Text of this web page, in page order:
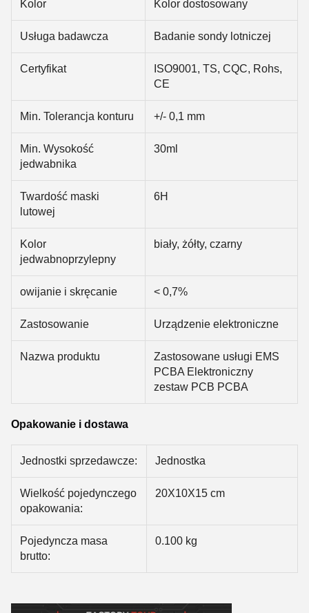
Kolor Kolor dostosowany
Usługa badawcza Badanie sondy lotniczej
Certyfikat
ISO9001, TS, CQC, Rohs,
CE
Min. Tolerancja konturu +/- 0,1 mm
Min. Wysokość
jedwabnika
30ml
Twardość maski
lutowej
6H
Kolor
jedwabnoprzylepny
biały, żółty, czarny
owijanie i skręcanie < 0,7%
Zastosowanie Urządzenie elektroniczne
Nazwa produktu
Zastosowane usługi EMS
PCBA Elektroniczny
zestaw PCB PCBA
Opakowanie i dostawa
Jednostki sprzedawcze: Jednostka
Wielkość pojedynczego
opakowania:
20X10X15 cm
Pojedyncza masa
brutto:
0.100 kg